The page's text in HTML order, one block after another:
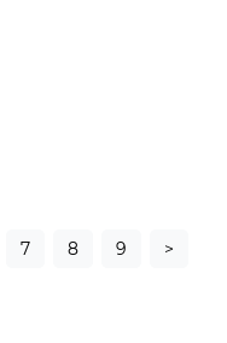
7 8 9 >